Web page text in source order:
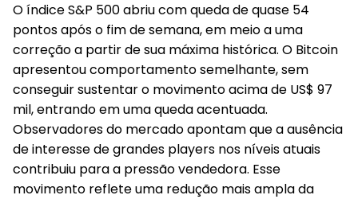
O índice S&P 500 abriu com queda de quase 54
pontos após o fim de semana, em meio a uma
correção a partir de sua máxima histórica. O Bitcoin
apresentou comportamento semelhante, sem
conseguir sustentar o movimento acima de US$ 97
mil, entrando em uma queda acentuada.
Observadores do mercado apontam que a ausência
de interesse de grandes players nos níveis atuais
contribuiu para a pressão vendedora. Esse
movimento reflete uma redução mais ampla da